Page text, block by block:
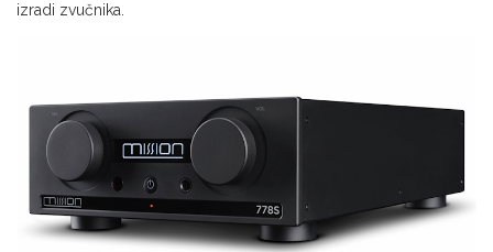
izradi zvučnika.